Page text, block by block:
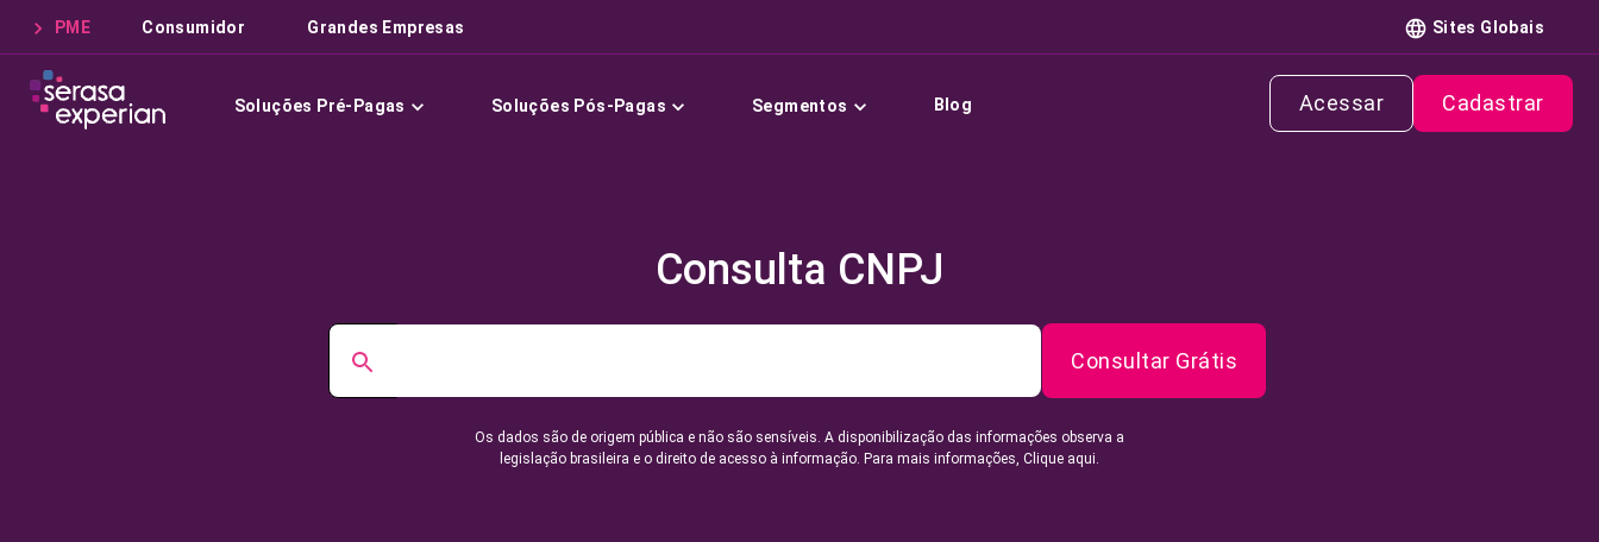
PME Consumidor Grandes Empresas Sites Globais
Soluções Pré-Pagas Soluções Pós-Pagas Segmentos Blog Acessar Cadastrar
Consulta CNPJ
Consultar Grátis
Os dados são de origem pública e não são sensíveis. A disponibilização das informações observa a
legislação brasileira e o direito de acesso à informação. Para mais informações, Clique aqui.